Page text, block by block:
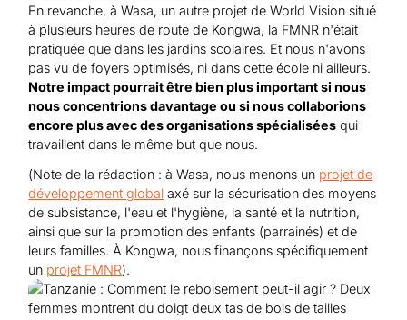
En revanche, à Wasa, un autre projet de World Vision situé
à plusieurs heures de route de Kongwa, la FMNR n'était
pratiquée que dans les jardins scolaires. Et nous n'avons
pas vu de foyers optimisés, ni dans cette école ni ailleurs.
Notre impact pourrait être bien plus important si nous
nous concentrions davantage ou si nous collaborions
encore plus avec des organisations spécialisées qui
travaillent dans le même but que nous.
(Note de la rédaction : à Wasa, nous menons un projet de
développement global axé sur la sécurisation des moyens
de subsistance, l'eau et l'hygiène, la santé et la nutrition,
ainsi que sur la promotion des enfants (parrainés) et de
leurs familles. À Kongwa, nous finançons spécifiquement
un projet FMNR).